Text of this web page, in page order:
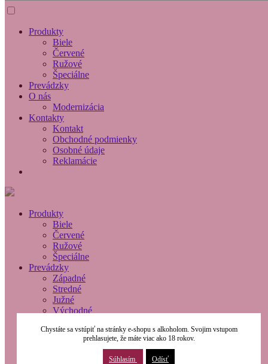
Produkty
Biele
Červené
Ružové
Špeciálne
Prevádzky
O nás
Modernizácia
Kontakty
Kontakt
Obchodné podmienky
Osobné údaje
Reklamácie
Produkty
Biele
Červené
Ružové
Špeciálne
Prevádzky
Západné
Stredné
Južné
Východné
Modernizácia
Chystáte sa vstúpiť na stránky e-shopu s alkoholom. Svojim vstupom
prehlasujete, že máte viac ako 18 rokov.
Súhlasím Odísť